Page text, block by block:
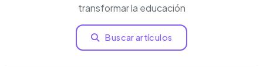
transformar la educación
Buscar artículos